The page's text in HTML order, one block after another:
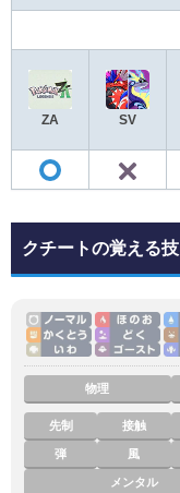
ZA SV
クチートの覚える技
物理
先制 接触
弾 風
メンタル